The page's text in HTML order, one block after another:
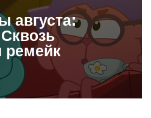
августа:
ремейк